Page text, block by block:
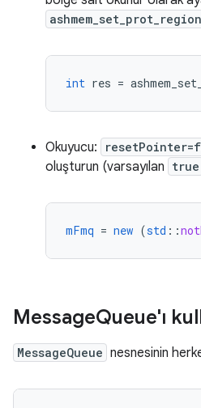
ashmem_set_prot_region
int res =
Okuyucu:
oluşturun (varsayılan true
mFmq = new (std ::
MessageQueue'ı
MessageQueue nesnesinin